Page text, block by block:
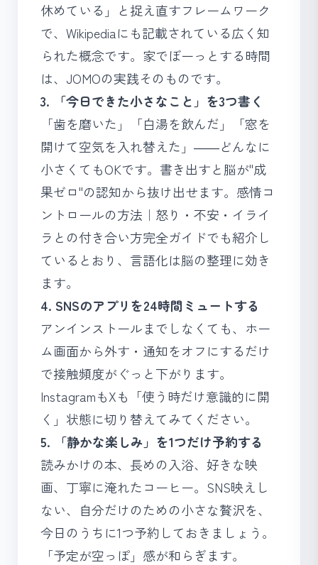
休めている」と捉え直すフレームワーク
で、Wikipediaにも記載されている広く知
られた概念です。家でぼーっとする時間
は、JOMOの実践そのものです。
3. 「今日できた小さなこと」を3つ書く
「歯を磨いた」「白湯を飲んだ」「窓を
開けて空気を入れ替えた」――どんなに
小さくてもOKです。書き出すと脳が"成
果ゼロ"の認知から抜け出せます。 感情コ
ントロールの方法｜怒り・不安・イライ
ラとの付き合い方完全ガイドでも紹介し
ているとおり、言語化は脳の整理に効き
ます。
4. SNSのアプリを24時間ミュートする
アンインストールまでしなくても、ホー
ム画面から外す・通知をオフにするだけ
で接触頻度がぐっと下がります。
InstagramもXも「使う時だけ意識的に開
く」状態に切り替えてみてください。
5. 「静かな楽しみ」を1つだけ予約する
読みかけの本、長めの入浴、好きな映
画、丁寧に淹れたコーヒー。SNS映えし
ない、自分だけのための小さな贅沢を、
今日のうちに1つ予約しておきましょう。
「予定が空っぽ」感が和らぎます。